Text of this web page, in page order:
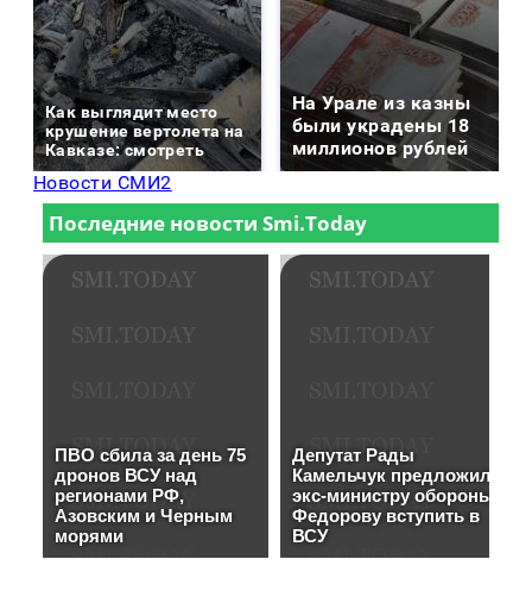
Как выглядит место
крушение вертолета на
Кавказе: смотреть
На Урале из казны
были украдены 18
миллионов рублей
Новости СМИ2